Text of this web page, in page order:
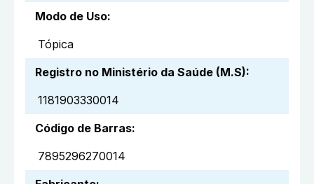
Modo de Uso:
Tópica
Registro no Ministério da Saúde (M.S):
1181903330014
Código de Barras:
7895296270014